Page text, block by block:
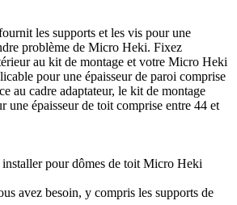
les supports et les vis pour une
problème de Micro Heki. Fixez
au kit de montage et votre Micro Heki
pour une épaisseur de paroi comprise
au cadre adaptateur, le kit de montage
une épaisseur de toit comprise entre 44 et
pour dômes de toit Micro Heki
avez besoin, y compris les supports de